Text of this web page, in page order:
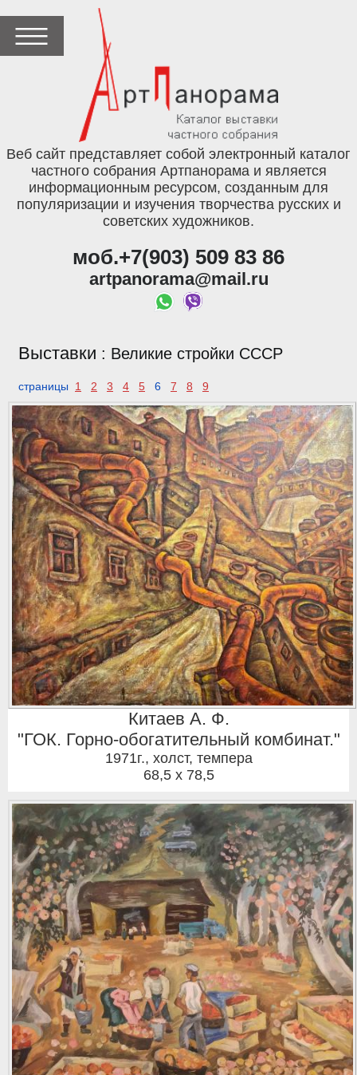
Веб сайт представляет собой электронный каталог
частного собрания Артпанорама и является
информационным ресурсом, созданным для
популяризации и изучения творчества русских и
советских художников.
моб.+7(903) 509 83 86
artpanorama@mail.ru
Выставки : Великие стройки СССР
страницы 1 2 3 4 5 6 7 8 9
Китаев А. Ф.
"ГОК. Горно-обогатительный комбинат."
1971г., холст, темпера
68,5 x 78,5